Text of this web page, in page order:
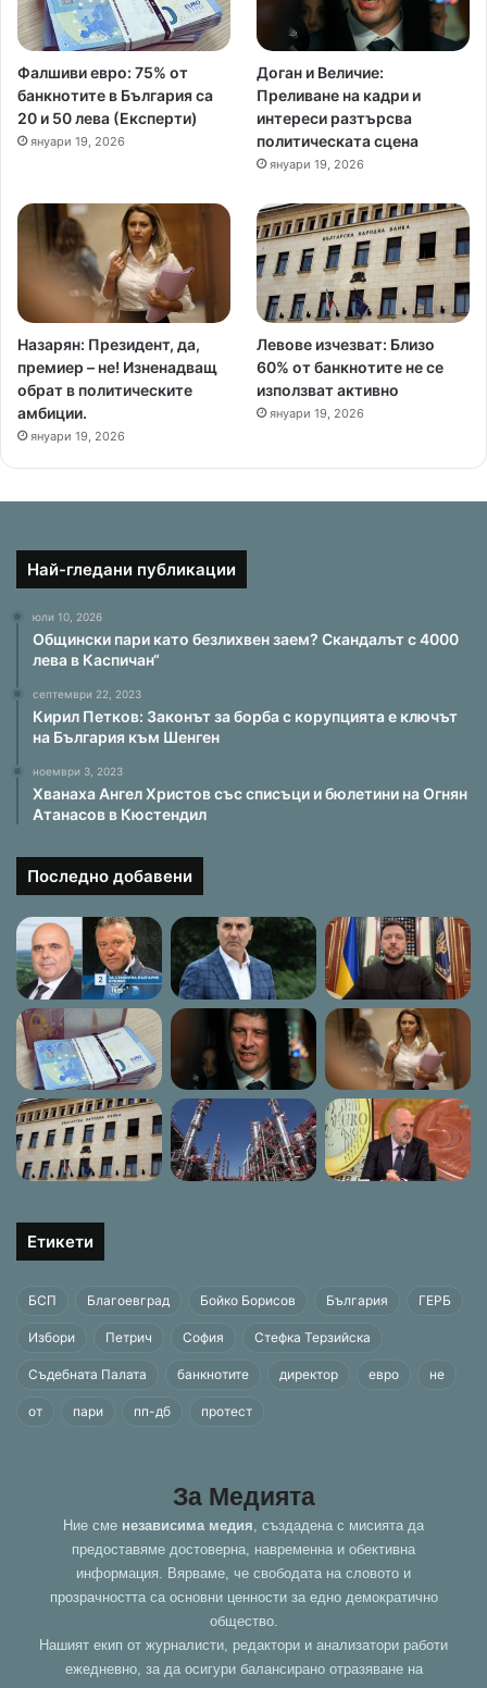
Фалшиви евро: 75% от
банкнотите в България са
20 и 50 лева (Експерти)
януари 19, 2026
Доган и Величие:
Преливане на кадри и
интереси разтърсва
политическата сцена
януари 19, 2026
Назарян: Президент, да,
премиер – не! Изненадващ
обрат в политическите
амбиции.
януари 19, 2026
Левове изчезват: Близо
60% от банкнотите не се
използват активно
януари 19, 2026
Най-гледани публикации
юли 10, 2026
Общински пари като безлихвен заем? Скандалът с 4000
лева в Каспичан“
септември 22, 2023
Кирил Петков: Законът за борба с корупцията е ключът
на България към Шенген
ноември 3, 2023
Хванаха Ангел Христов със списъци и бюлетини на Огнян
Атанасов в Кюстендил
Последно добавени
Етикети
БСП Благоевград Бойко Борисов България ГЕРБ
Избори Петрич София Стефка Терзийска
Съдебната Палата банкнотите директор евро не
от пари пп-дб протест
За Медията
Ние сме независима медия , създадена с мисията да
предоставяме достоверна, навременна и обективна
информация. Вярваме, че свободата на словото и
прозрачността са основни ценности за едно демократично
общество.
Нашият екип от журналисти, редактори и анализатори работи
ежедневно, за да осигури балансирано отразяване на